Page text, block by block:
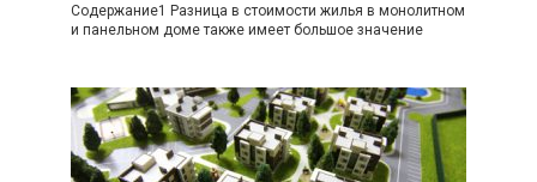
Содержание1 Разница в стоимости жилья в монолитном
и панельном доме также имеет большое значение